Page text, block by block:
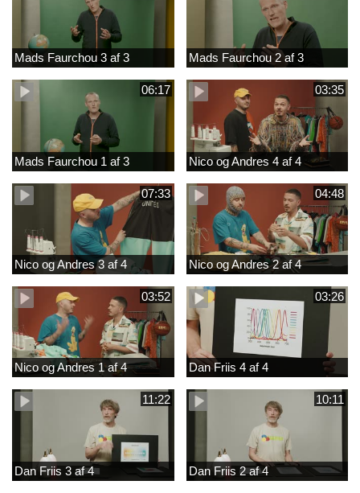
Mads Faurchou 3 af 3 Mads Faurchou 2 af 3
06:17
Mads Faurchou 1 af 3
03:35
Nico og Andres 4 af 4
07:33
Nico og Andres 3 af 4
04:48
Nico og Andres 2 af 4
03:52
Nico og Andres 1 af 4
03:26
Dan Friis 4 af 4
11:22
Dan Friis 3 af 4
10:11
Dan Friis 2 af 4